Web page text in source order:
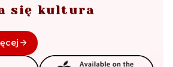
się kultura